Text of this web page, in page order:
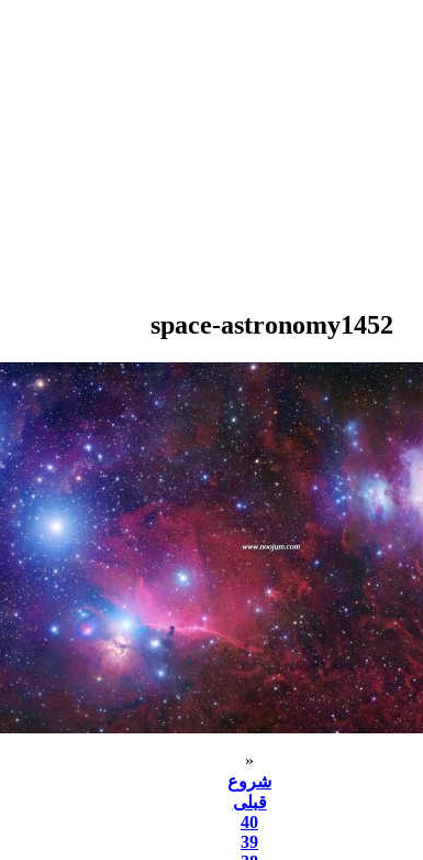
space-astronomy1452
«
شروع
قبلی
40
39